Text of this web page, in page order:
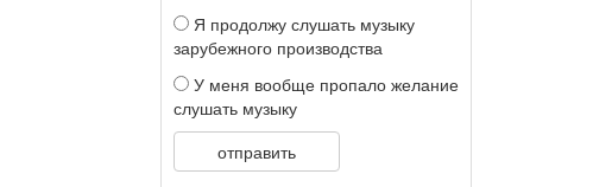
Я продолжу слушать музыку
зарубежного производства
У меня вообще пропало желание
слушать музыку
отправить